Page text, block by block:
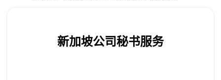
新加坡公司秘书服务